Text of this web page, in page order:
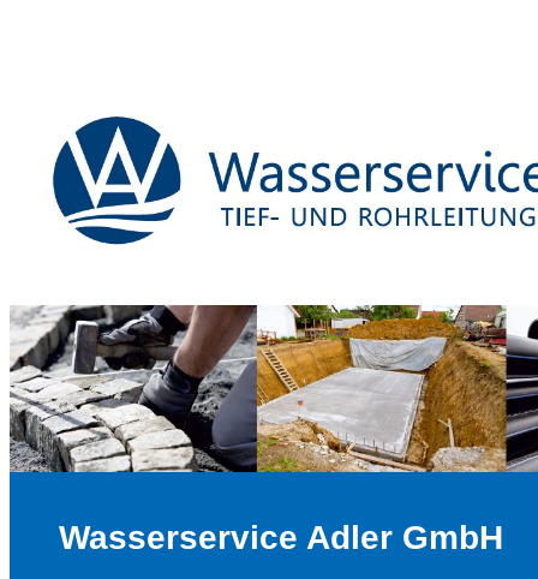
Wasserservice Adler GmbH